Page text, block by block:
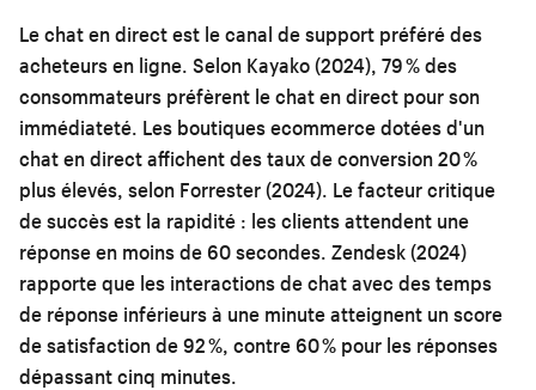
Le chat en direct est le canal de support préféré des
acheteurs en ligne. Selon Kayako (2024), 79 % des
consommateurs préfèrent le chat en direct pour son
immédiateté. Les boutiques ecommerce dotées d'un
chat en direct affichent des taux de conversion 20 %
plus élevés, selon Forrester (2024). Le facteur critique
de succès est la rapidité : les clients attendent une
réponse en moins de 60 secondes. Zendesk (2024)
rapporte que les interactions de chat avec des temps
de réponse inférieurs à une minute atteignent un score
de satisfaction de 92 %, contre 60 % pour les réponses
dépassant cinq minutes.